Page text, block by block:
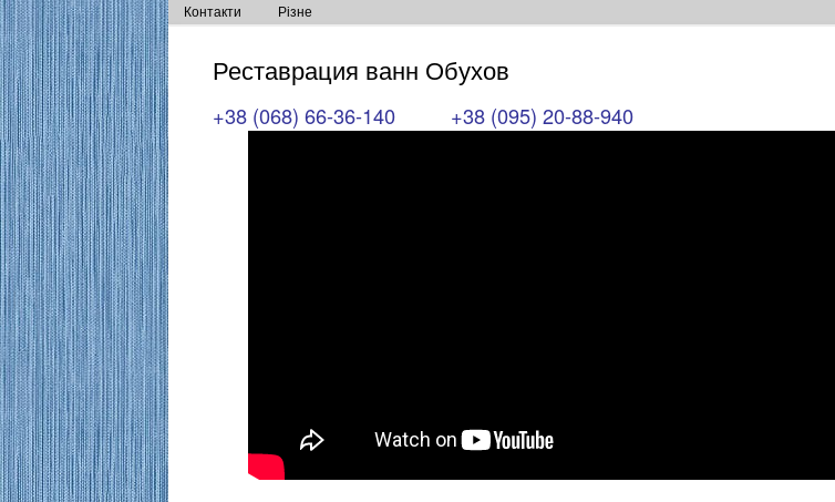
Контакти
Різне
Реставрация ванн Обухов
+38 (068) 66-36-140 +38 (095) 20-88-940